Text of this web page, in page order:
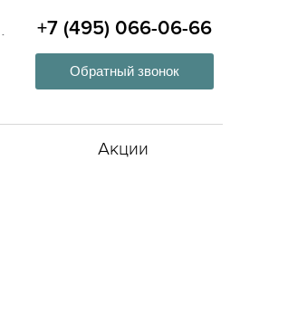
+7 (495) 066-06-66
Обратный звонок
Акции